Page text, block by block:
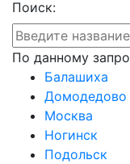
Поиск:
По данному
Балашиха
Домодедово
Москва
Ногинск
Подольск